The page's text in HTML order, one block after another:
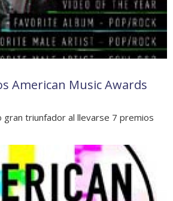
American Music Awards
gran triunfador al llevarse 7 premios